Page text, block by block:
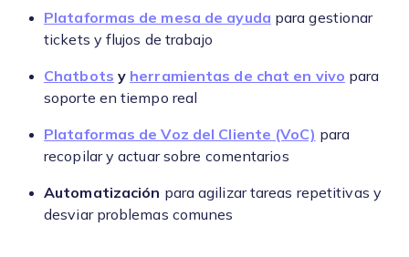
Plataformas de mesa de ayuda para gestionar
tickets y flujos de trabajo
Chatbots y herramientas de chat en vivo para
soporte en tiempo real
Plataformas de Voz del Cliente (VoC) para
recopilar y actuar sobre comentarios
Automatización para agilizar tareas repetitivas y
desviar problemas comunes